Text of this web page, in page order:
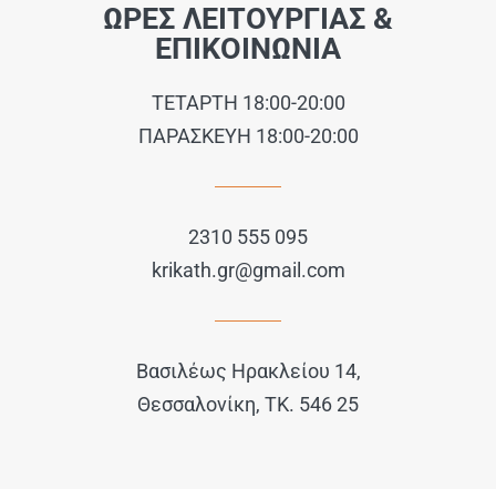
ΩΡΕΣ ΛΕΙΤΟΥΡΓΙΑΣ &
ΕΠΙΚΟΙΝΩΝΙΑ
ΤΕΤΑΡΤΗ 18:00-20:00
ΠΑΡΑΣΚΕΥΗ 18:00-20:00
2310 555 095
krikath.gr@gmail.com
Βασιλέως Ηρακλείου 14,
Θεσσαλονίκη, ΤΚ. 546 25